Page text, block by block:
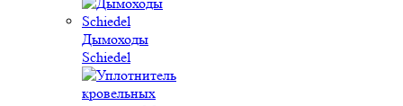
Дымоходы
Schiedel